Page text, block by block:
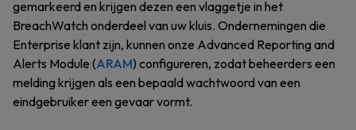
gemarkeerd en krijgen dezen een vlaggetje in het
BreachWatch onderdeel van uw kluis. Ondernemingen die
Enterprise klant zijn, kunnen onze Advanced Reporting and
Alerts Module (ARAM) configureren, zodat beheerders een
melding krijgen als een bepaald wachtwoord van een
eindgebruiker een gevaar vormt.